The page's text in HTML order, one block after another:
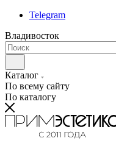
Telegram
Владивосток
Каталог
По всему сайту
По каталогу